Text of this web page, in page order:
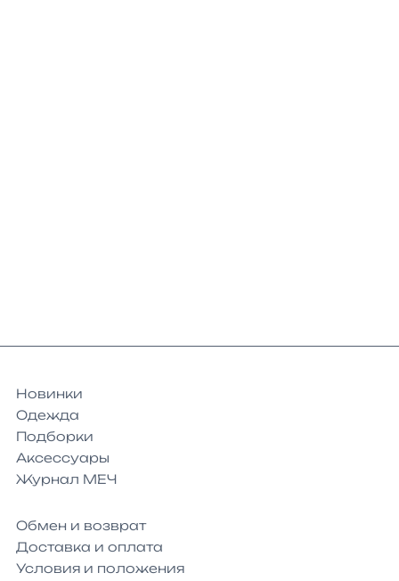
Новинки
Одежда
Подборки
Аксессуары
Журнал МЕЧ
Обмен и возврат
Доставка и оплата
Условия и положения